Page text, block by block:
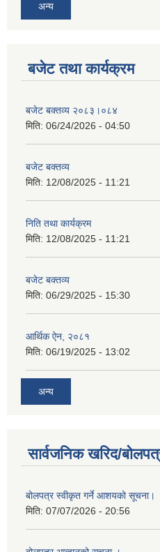
अन्य
बजेट तथा कार्यक्रम
बजेट बक्तव्य २०८३।०८४
मिति: 06/24/2026 - 04:50
बजेट बक्तव्य
मिति: 12/08/2025 - 11:21
निति तथा कार्यक्रम
मिति: 12/08/2025 - 11:21
बजेट बक्तव्य
मिति: 06/29/2025 - 15:30
आर्थिक ऐन, २०८१
मिति: 06/19/2025 - 13:02
अन्य
सार्वजनिक खरिद/
बोलपत्र स्वीकृत गर्ने आशयको सूचना।
मिति: 07/07/2026 - 20:56